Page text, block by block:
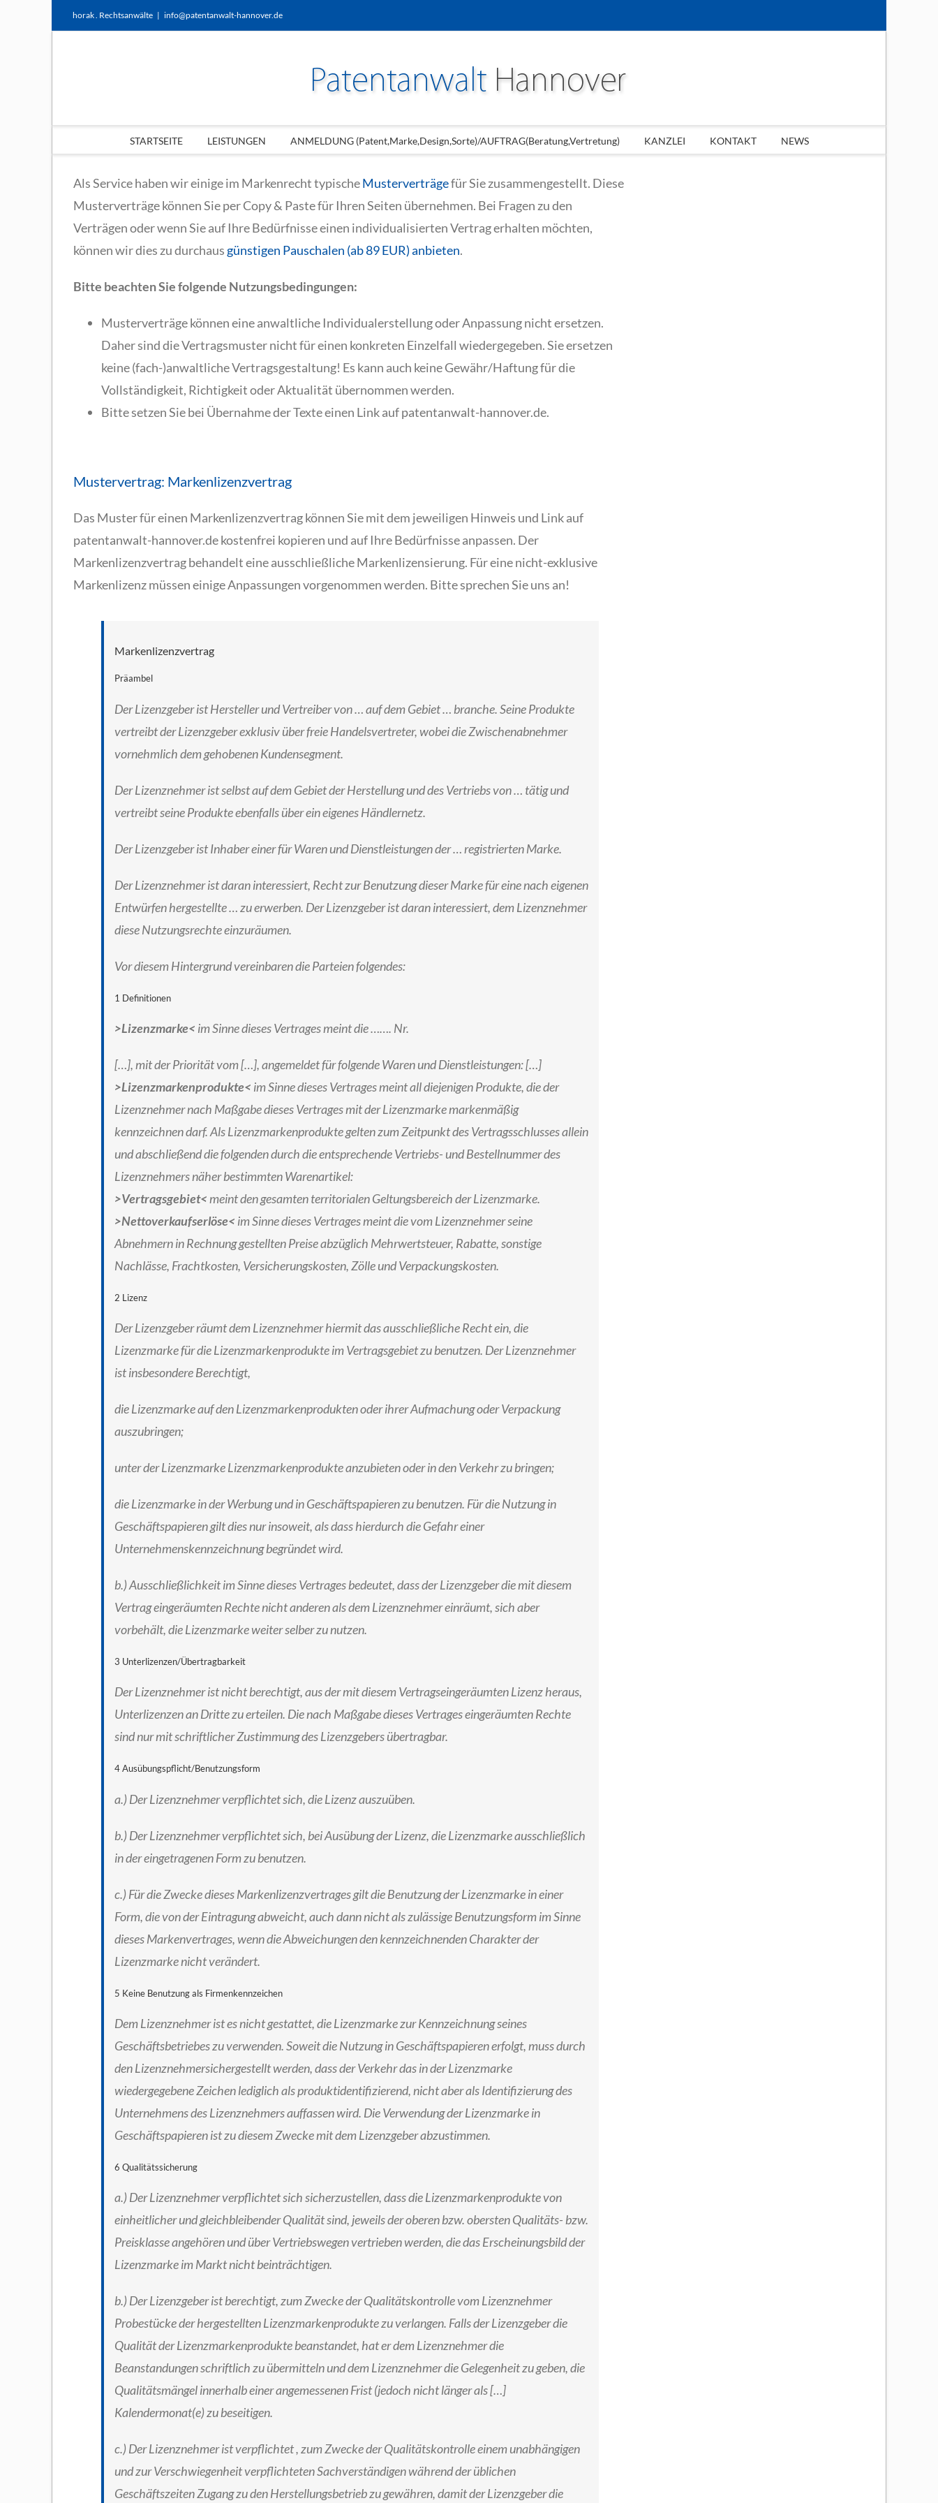
horak . Rechtsanwälte | info@patentanwalt-hannover.de
STARTSEITE LEISTUNGEN ANMELDUNG (Patent,Marke,Design,Sorte)/AUFTRAG(Beratung,Vertretung) KANZLEI KONTAKT NEWS
Als Service haben wir einige im Markenrecht typischeMusterverträgefür Sie zusammengestellt. Diese
Musterverträge können Sie per Copy & Paste für Ihren Seiten übernehmen. Bei Fragen zu den
Verträgen oder wenn Sie auf Ihre Bedürfnisse einen individualisierten Vertrag erhalten möchten,
können wir dies zu durchaus günstigen Pauschalen (ab 89 EUR) anbieten.
Bitte beachten Sie folgende Nutzungsbedingungen:
Musterverträge können eine anwaltliche Individualerstellung oder Anpassung nicht ersetzen.
Daher sind die Vertragsmuster nicht für einen konkreten Einzelfall wiedergegeben. Sie ersetzen
keine (fach-)anwaltliche Vertragsgestaltung! Es kann auch keine Gewähr/Haftung für die
Vollständigkeit, Richtigkeit oder Aktualität übernommen werden.
Bitte setzen Sie bei Übernahme der Texte einen Link auf patentanwalt-hannover.de.
Mustervertrag: Markenlizenzvertrag
Das Muster für einen Markenlizenzvertrag können Sie mit dem jeweiligen Hinweis und Link auf
patentanwalt-hannover.de kostenfrei kopieren und auf Ihre Bedürfnisse anpassen. Der
Markenlizenzvertrag behandelt eine ausschließliche Markenlizensierung. Für eine nicht-exklusive
Markenlizenz müssen einige Anpassungen vorgenommen werden. Bitte sprechen Sie uns an!
Markenlizenzvertrag
Präambel
Der Lizenzgeber ist Hersteller und Vertreiber von … auf dem Gebiet … branche. Seine Produkte
vertreibt der Lizenzgeber exklusiv über freie Handelsvertreter, wobei die Zwischenabnehmer
vornehmlich dem gehobenen Kundensegment.
Der Lizenznehmer ist selbst auf dem Gebiet der Herstellung und des Vertriebs von … tätig und
vertreibt seine Produkte ebenfalls über ein eigenes Händlernetz.
Der Lizenzgeber ist Inhaber einer für Waren und Dienstleistungen der … registrierten Marke.
Der Lizenznehmer ist daran interessiert, Recht zur Benutzung dieser Marke für eine nach eigenen
Entwürfen hergestellte … zu erwerben. Der Lizenzgeber ist daran interessiert, dem Lizenznehmer
diese Nutzungsrechte einzuräumen.
Vor diesem Hintergrund vereinbaren die Parteien folgendes:
1 Definitionen
>Lizenzmarke< im Sinne dieses Vertrages meint die ……. Nr.
[…], mit der Priorität vom […], angemeldet für folgende Waren und Dienstleistungen: […]
>Lizenzmarkenprodukte< im Sinne dieses Vertrages meint all diejenigen Produkte, die der
Lizenznehmer nach Maßgabe dieses Vertrages mit der Lizenzmarke markenmäßig
kennzeichnen darf. Als Lizenzmarkenprodukte gelten zum Zeitpunkt des Vertragsschlusses allein
und abschließend die folgenden durch die entsprechende Vertriebs- und Bestellnummer des
Lizenznehmers näher bestimmten Warenartikel:
>Vertragsgebiet<meint den gesamten territorialen Geltungsbereich der Lizenzmarke.
>Nettoverkaufserlöse< im Sinne dieses Vertrages meint die vom Lizenznehmer seine
Abnehmern in Rechnung gestellten Preise abzüglich Mehrwertsteuer, Rabatte, sonstige
Nachlässe, Frachtkosten, Versicherungskosten, Zölle und Verpackungskosten.
2 Lizenz
Der Lizenzgeber räumt dem Lizenznehmer hiermit das ausschließliche Recht ein, die
Lizenzmarke für die Lizenzmarkenprodukte im Vertragsgebiet zu benutzen. Der Lizenznehmer
ist insbesondere Berechtigt,
die Lizenzmarke auf den Lizenzmarkenprodukten oder ihrer Aufmachung oder Verpackung
auszubringen;
unter der Lizenzmarke Lizenzmarkenprodukte anzubieten oder in den Verkehr zu bringen;
die Lizenzmarke in der Werbung und in Geschäftspapieren zu benutzen. Für die Nutzung in
Geschäftspapieren gilt dies nur insoweit, als dass hierdurch die Gefahr einer
Unternehmenskennzeichnung begründet wird.
b.) Ausschließlichkeit im Sinne dieses Vertrages bedeutet, dass der Lizenzgeber die mit diesem
Vertrag eingeräumten Rechte nicht anderen als dem Lizenznehmer einräumt, sich aber
vorbehält, die Lizenzmarke weiter selber zu nutzen.
3 Unterlizenzen/Übertragbarkeit
Der Lizenznehmer ist nicht berechtigt, aus der mit diesem Vertragseingeräumten Lizenz heraus,
Unterlizenzen an Dritte zu erteilen. Die nach Maßgabe dieses Vertrages eingeräumten Rechte
sind nur mit schriftlicher Zustimmung des Lizenzgebers übertragbar.
4 Ausübungspflicht/Benutzungsform
a.) Der Lizenznehmer verpflichtet sich, die Lizenz auszuüben.
b.) Der Lizenznehmer verpflichtet sich, bei Ausübung der Lizenz, die Lizenzmarke ausschließlich
in der eingetragenen Form zu benutzen.
c.) Für die Zwecke dieses Markenlizenzvertrages gilt die Benutzung der Lizenzmarke in einer
Form, die von der Eintragung abweicht, auch dann nicht als zulässige Benutzungsform im Sinne
dieses Markenvertrages, wenn die Abweichungen den kennzeichnenden Charakter der
Lizenzmarke nicht verändert.
5 Keine Benutzung als Firmenkennzeichen
Dem Lizenznehmer ist es nicht gestattet, die Lizenzmarke zur Kennzeichnung seines
Geschäftsbetriebes zu verwenden. Soweit die Nutzung in Geschäftspapieren erfolgt, muss durch
den Lizenznehmersichergestellt werden, dass der Verkehr das in der Lizenzmarke
wiedergegebene Zeichen lediglich als produktidentifizierend, nicht aber als Identifizierung des
Unternehmens des Lizenznehmers auffassen wird. Die Verwendung der Lizenzmarke in
Geschäftspapieren ist zu diesem Zwecke mit dem Lizenzgeber abzustimmen.
6 Qualitätssicherung
a.) Der Lizenznehmer verpflichtet sich sicherzustellen, dass die Lizenzmarkenprodukte von
einheitlicher und gleichbleibender Qualität sind, jeweils der oberen bzw. obersten Qualitäts- bzw.
Preisklasse angehören und über Vertriebswegen vertrieben werden, die das Erscheinungsbild der
Lizenzmarke im Markt nicht beinträchtigen.
b.) Der Lizenzgeber ist berechtigt, zum Zwecke der Qualitätskontrolle vom Lizenznehmer
Probestücke der hergestellten Lizenzmarkenprodukte zu verlangen. Falls der Lizenzgeber die
Qualität der Lizenzmarkenprodukte beanstandet, hat er dem Lizenznehmer die
Beanstandungen schriftlich zu übermitteln und dem Lizenznehmer die Gelegenheit zu geben, die
Qualitätsmängel innerhalb einer angemessenen Frist (jedoch nicht länger als […]
Kalendermonat(e) zu beseitigen.
c.) Der Lizenznehmer ist verpflichtet , zum Zwecke der Qualitätskontrolle einem unabhängigen
und zur Verschwiegenheit verpflichteten Sachverständigen während der üblichen
Geschäftszeiten Zugang zu den Herstellungsbetrieb zu gewähren, damit der Lizenzgeber die